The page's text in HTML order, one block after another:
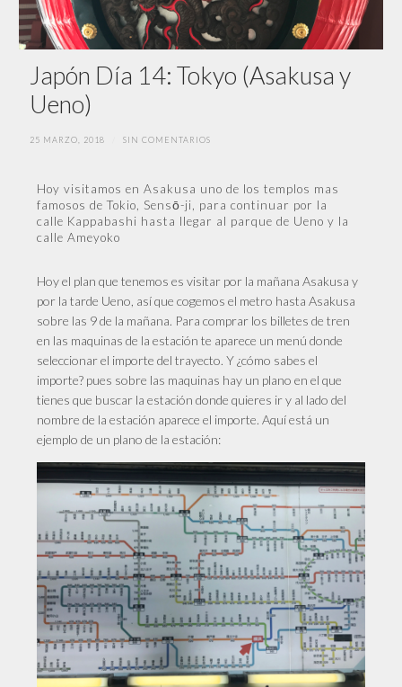
Japón Día 14: Tokyo (Asakusa y
Ueno)
25 MARZO, 2018 SIN COMENTARIOS
Hoy visitamos en Asakusa uno de los templos mas
famosos de Tokio, Sensō-ji, para continuar por la
calle Kappabashi hasta llegar al parque de Ueno y la
calle Ameyoko
Hoy el plan que tenemos es visitar por la mañana Asakusa y
por la tarde Ueno, así que cogemos el metro hasta Asakusa
sobre las 9 de la mañana. Para comprar los billetes de tren
en las maquinas de la estación te aparece un menú donde
seleccionar el importe del trayecto. Y ¿cómo sabes el
importe? pues sobre las maquinas hay un plano en el que
tienes que buscar la estación donde quieres ir y al lado del
nombre de la estación aparece el importe. Aquí está un
ejemplo de un plano de la estación: